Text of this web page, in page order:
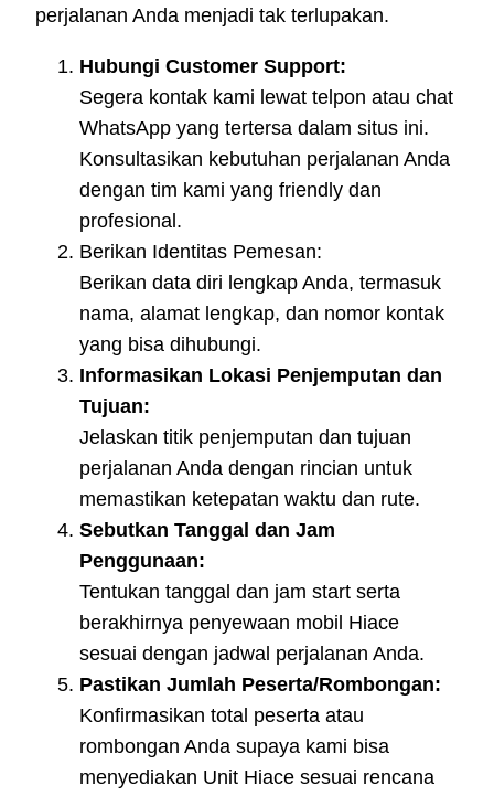
perjalanan Anda menjadi tak terlupakan.
Hubungi Customer Support:
Segera kontak kami lewat telpon atau chat
WhatsApp yang tertersa dalam situs ini.
Konsultasikan kebutuhan perjalanan Anda
dengan tim kami yang friendly dan
profesional.
Berikan Identitas Pemesan:
Berikan data diri lengkap Anda, termasuk
nama, alamat lengkap, dan nomor kontak
yang bisa dihubungi.
Informasikan Lokasi Penjemputan dan
Tujuan:
Jelaskan titik penjemputan dan tujuan
perjalanan Anda dengan rincian untuk
memastikan ketepatan waktu dan rute.
Sebutkan Tanggal dan Jam
Penggunaan:
Tentukan tanggal dan jam start serta
berakhirnya penyewaan mobil Hiace
sesuai dengan jadwal perjalanan Anda.
Pastikan Jumlah Peserta/Rombongan:
Konfirmasikan total peserta atau
rombongan Anda supaya kami bisa
menyediakan Unit Hiace sesuai rencana